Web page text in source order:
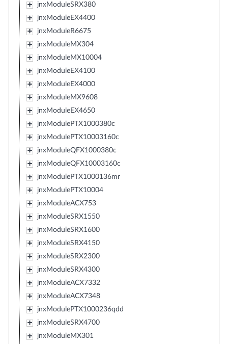
jnxModuleSRX380
jnxModuleEX4400
jnxModuleR6675
jnxModuleMX304
jnxModuleMX10004
jnxModuleEX4100
jnxModuleEX4000
jnxModuleMX9608
jnxModuleEX4650
jnxModulePTX1000380c
jnxModulePTX10003160c
jnxModuleQFX1000380c
jnxModuleQFX10003160c
jnxModulePTX1000136mr
jnxModulePTX10004
jnxModuleACX753
jnxModuleSRX1550
jnxModuleSRX1600
jnxModuleSRX4150
jnxModuleSRX2300
jnxModuleSRX4300
jnxModuleACX7332
jnxModuleACX7348
jnxModulePTX1000236qdd
jnxModuleSRX4700
jnxModuleMX301